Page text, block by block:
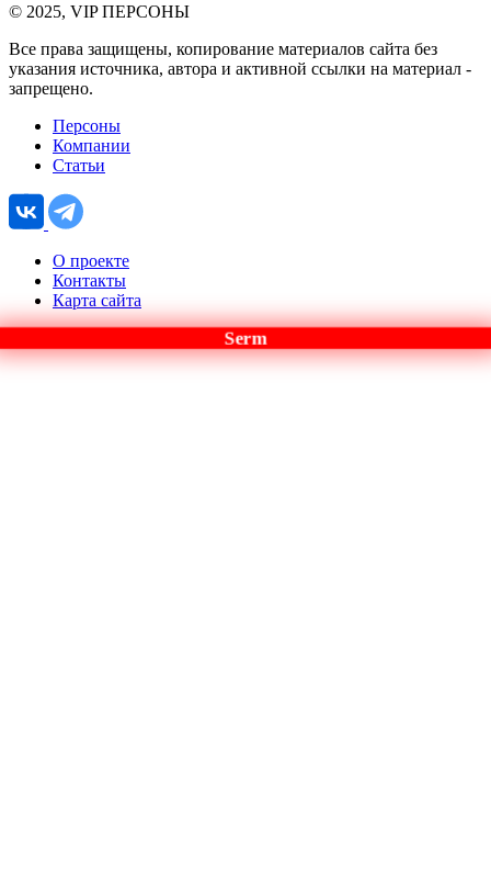
© 2025, VIP ПЕРСОНЫ
Все права защищены, копирование материалов сайта без
указания источника, автора и активной ссылки на материал -
запрещено.
Персоны
Компании
Статьи
О проекте
Контакты
Карта сайта
Serm